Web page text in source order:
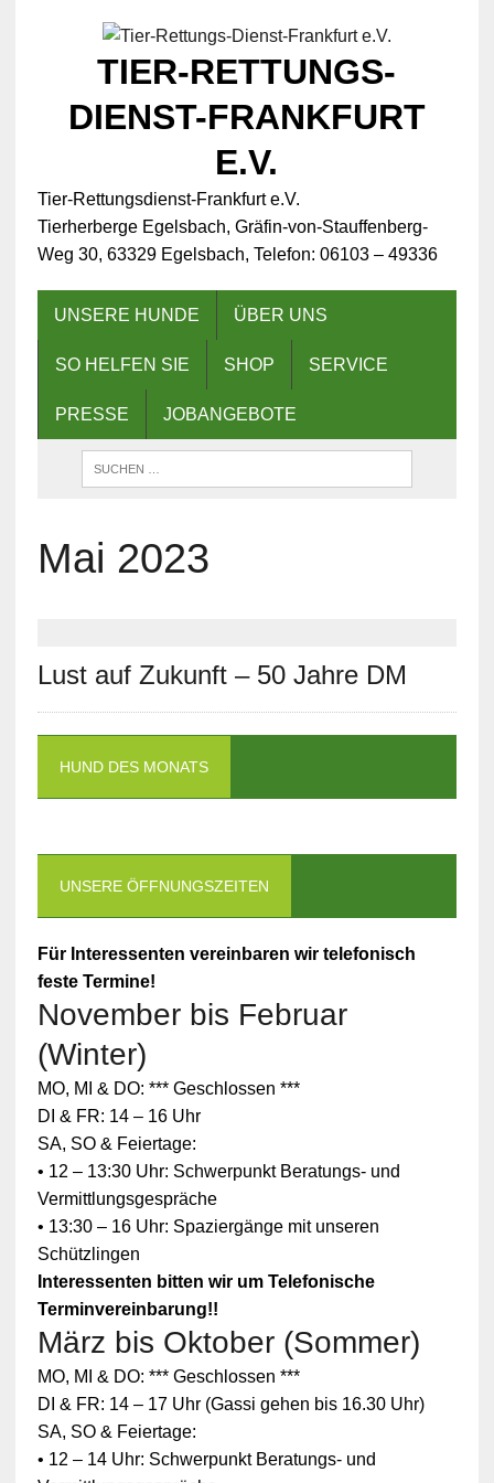
TIER-RETTUNGS-
DIENST-FRANKFURT
E.V.
Tier-Rettungsdienst-Frankfurt e.V.
Tierherberge Egelsbach, Gräfin-von-Stauffenberg-
Weg 30, 63329 Egelsbach, Telefon: 06103 – 49336
UNSERE HUNDE ÜBER UNS
SO HELFEN SIE SHOP SERVICE
PRESSE JOBANGEBOTE
Mai 2023
Lust auf Zukunft – 50 Jahre DM
HUND DES MONATS
UNSERE ÖFFNUNGSZEITEN
Für Interessenten vereinbaren wir telefonisch
feste Termine!
November bis Februar
(Winter)
MO, MI & DO: *** Geschlossen ***
DI & FR: 14 – 16 Uhr
SA, SO & Feiertage:
• 12 – 13:30 Uhr: Schwerpunkt Beratungs- und
Vermittlungsgespräche
• 13:30 – 16 Uhr: Spaziergänge mit unseren
Schützlingen
Interessenten bitten wir um Telefonische
Terminvereinbarung!!
März bis Oktober (Sommer)
MO, MI & DO: *** Geschlossen ***
DI & FR: 14 – 17 Uhr (Gassi gehen bis 16.30 Uhr)
SA, SO & Feiertage:
• 12 – 14 Uhr: Schwerpunkt Beratungs- und
Zum
Schutz
Ihrer
persönlic
hen
Daten ist
die